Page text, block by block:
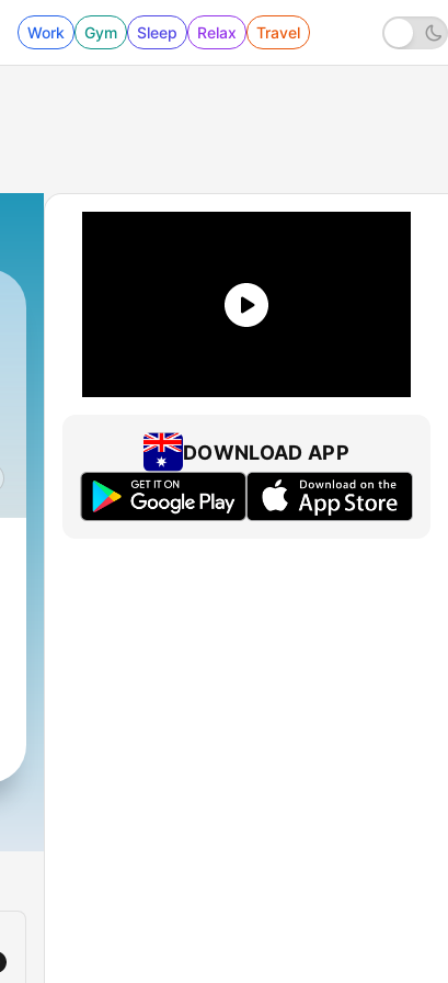
Work Gym Sleep Relax Travel
DOWNLOAD APP